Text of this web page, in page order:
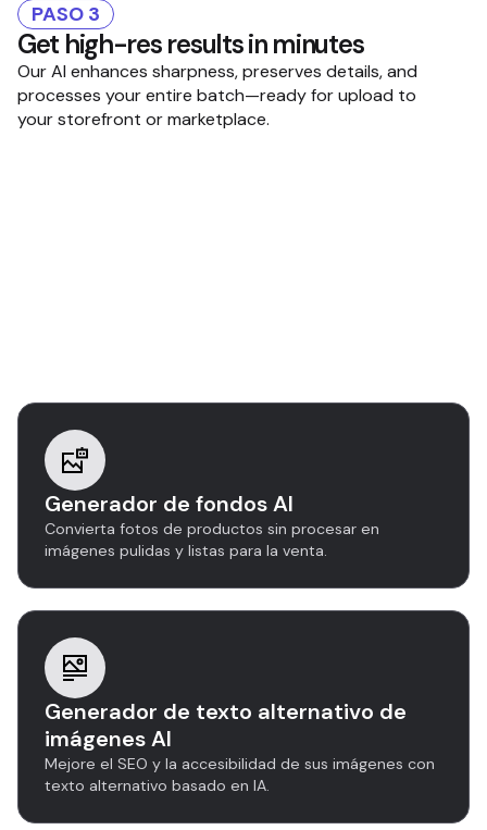
PASO 3
Get high-res results in minutes
Our AI enhances sharpness, preserves details, and
processes your entire batch—ready for upload to
your storefront or marketplace.
Generador de fondos AI
Convierta fotos de productos sin procesar en
imágenes pulidas y listas para la venta.
Generador de texto alternativo de
imágenes AI
Mejore el SEO y la accesibilidad de sus imágenes con
texto alternativo basado en IA.